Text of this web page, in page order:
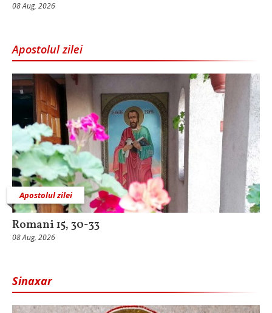
08 Aug, 2026
Apostolul zilei
Apostolul zilei
Romani 15, 30-33
08 Aug, 2026
Sinaxar